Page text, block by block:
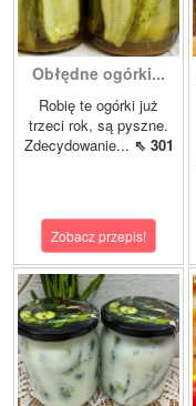
Obłędne ogórki...
Robię te ogórki już
trzeci rok, są pyszne.
Zdecydowanie... ⇖ 301
Zobacz przepis!